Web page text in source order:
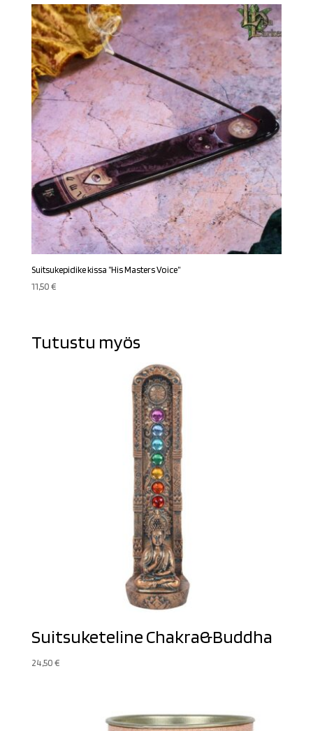
Suitsukepidike kissa ”His Masters Voice”
11,50€
Tutustu myös
Suitsuketeline Chakra&Buddha
24,50€